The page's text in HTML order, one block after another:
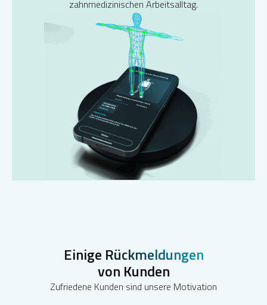
zahnmedizinischen Arbeitsalltag.
Einige Rückmeldungen
von Kunden
Zufriedene Kunden sind unsere Motivation